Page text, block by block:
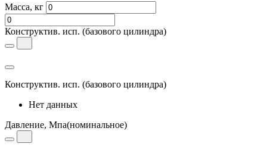
Масса, кг
Конструктив. исп. (базового цилиндра)
Конструктив. исп. (базового цилиндра)
Нет данных
Давление, Мпа(номинальное)